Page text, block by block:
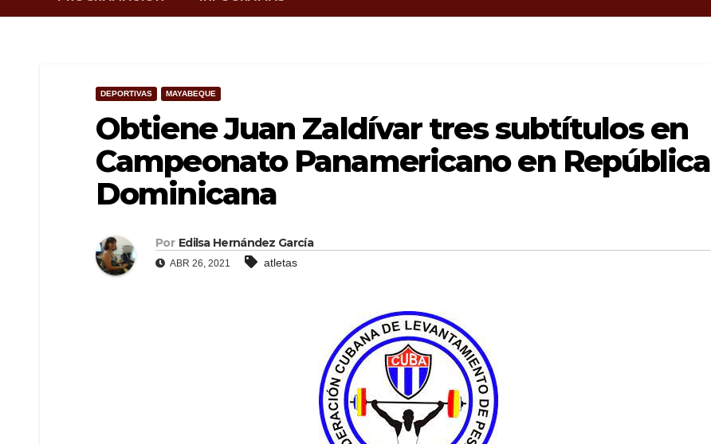
DEPORTIVAS MAYABEQUE
Obtiene Juan Zaldívar tres subtítulos en
Campeonato Panamericano en República
Dominicana
Por Edilsa Hernández García
ABR 26, 2021 atletas